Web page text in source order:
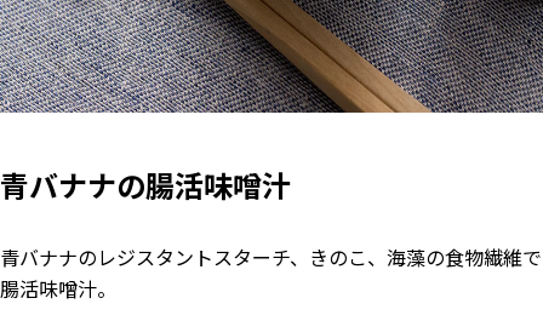
青バナナの腸活味噌汁
青バナナのレジスタントスターチ、きのこ、海藻の食物繊維で
腸活味噌汁。